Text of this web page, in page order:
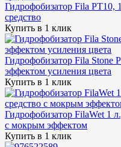
Гидрофобизатор Fila PT10,
средство
Купить в 1 клик
Гидрофобизатор Fila Stone
эффектом усиления цвета
Купить в 1 клик
Гидрофобизатор FilaWet 1
с мокрым эффектом
Купить в 1 клик